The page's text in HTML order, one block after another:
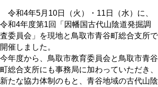
令和4年5月10日（火）・11日（水）に、
令和4年度第1回「因幡国古代山陰道発掘調
査委員会」を現地と鳥取市青谷町総合支所で
開催しました。
今年度から、鳥取市教育委員会と鳥取市青谷
町総合支所にも事務局に加わっていただき、
新たな協力体制のもと、青谷地域の古代山陰